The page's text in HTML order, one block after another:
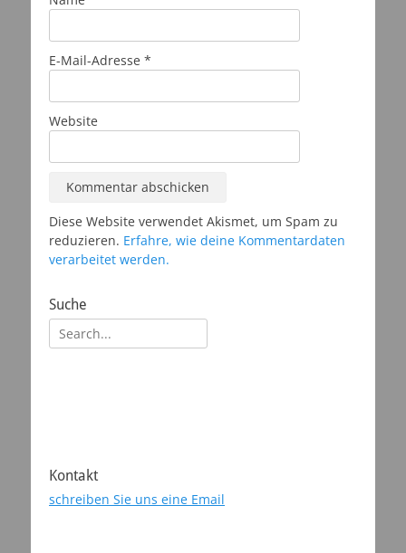
E-Mail-Adresse *
Website
Diese Website verwendet Akismet, um Spam zu
reduzieren. Erfahre, wie deine Kommentardaten
verarbeitet werden.
Suche
Suchen
nach:
Kontakt
schreiben Sie uns eine Email